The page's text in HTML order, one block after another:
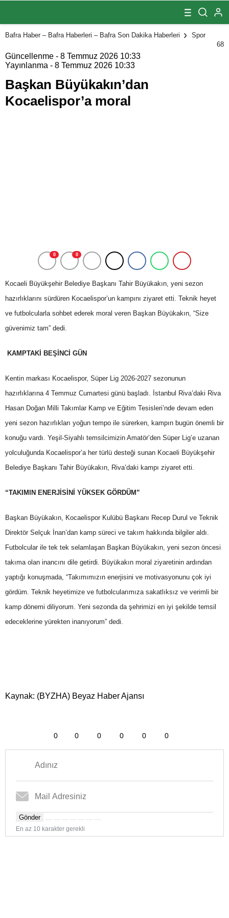
Kocaelispor’a
moral
Bafra Haber – Bafra Haberleri – Bafra Son Dakika Haberleri
Spor
68
Güncellenme - 8 Temmuz 2026 10:33
Yayınlanma - 8 Temmuz 2026 10:33
Başkan Büyükakın’dan
Kocaelispor’a moral
0 0
Kocaeli Büyükşehir Belediye Başkanı Tahir Büyükakın, yeni sezon
hazırlıklarını sürdüren Kocaelispor’un kampını ziyaret etti. Teknik heyet
ve futbolcularla sohbet ederek moral veren Başkan Büyükakın, “Size
güvenimiz tam” dedi.
KAMPTAKİ BEŞİNCİ GÜN
Kentin markası Kocaelispor, Süper Lig 2026-2027 sezonunun
hazırlıklarına 4 Temmuz Cumartesi günü başladı. İstanbul Riva’daki Riva
Hasan Doğan Milli Takımlar Kamp ve Eğitim Tesisleri’nde devam eden
yeni sezon hazırlıkları yoğun tempo ile sürerken, kampın bugün önemli bir
konuğu vardı. Yeşil-Siyahlı temsilcimizin Amatör’den Süper Lig’e uzanan
yolculuğunda Kocaelispor’a her türlü desteği sunan Kocaeli Büyükşehir
Belediye Başkanı Tahir Büyükakın, Riva’daki kampı ziyaret etti.
“TAKIMIN ENERJİSİNİ YÜKSEK GÖRDÜM”
Başkan Büyükakın, Kocaelispor Kulübü Başkanı Recep Durul ve Teknik
Direktör Selçuk İnan’dan kamp süreci ve takım hakkında bilgiler aldı.
Futbolcular ile tek tek selamlaşan Başkan Büyükakın, yeni sezon öncesi
takıma olan inancını dile getirdi. Büyükakın moral ziyaretinin ardından
yaptığı konuşmada, “Takımımızın enerjisini ve motivasyonunu çok iyi
gördüm. Teknik heyetimize ve futbolcularımıza sakatlıksız ve verimli bir
kamp dönemi diliyorum. Yeni sezonda da şehrimizi en iyi şekilde temsil
edeceklerine yürekten inanıyorum” dedi.
Kaynak: (BYZHA) Beyaz Haber Ajansı
0 0 0 0 0 0
Gönder
En az 10 karakter gerekli